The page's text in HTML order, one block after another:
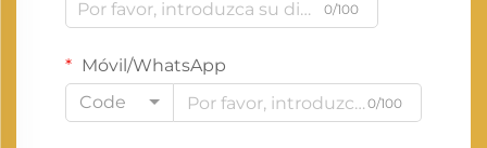
0/100
Móvil/WhatsApp
Code
0/100